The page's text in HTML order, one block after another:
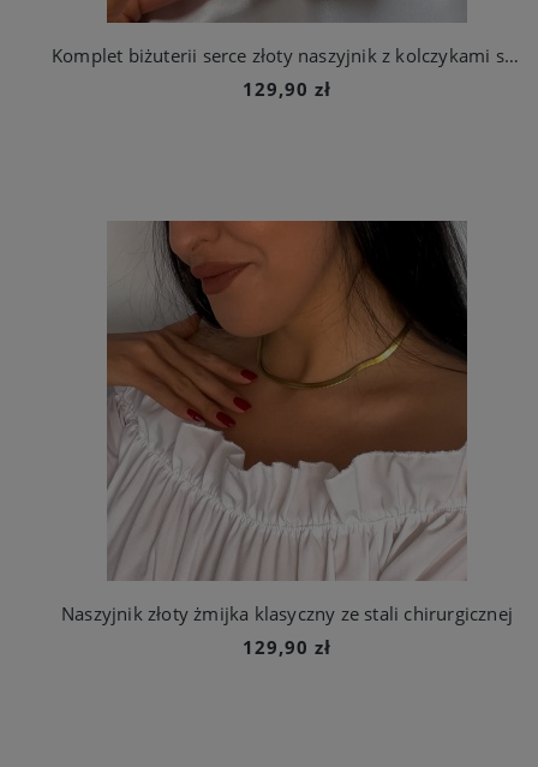
Komplet biżuterii serce złoty naszyjnik z kolczykami stal chirurgiczna
129,90 zł
Naszyjnik złoty żmijka klasyczny ze stali chirurgicznej
129,90 zł